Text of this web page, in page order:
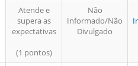
Atende e
supera as
expectativas
(1 pontos)
Não
Informado/Não
Divulgado